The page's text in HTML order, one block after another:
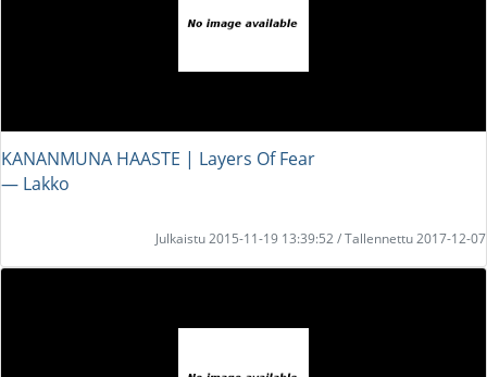
KANANMUNA HAASTE | Layers Of Fear
― Lakko
Julkaistu 2015-11-19 13:39:52 / Tallennettu 2017-12-07